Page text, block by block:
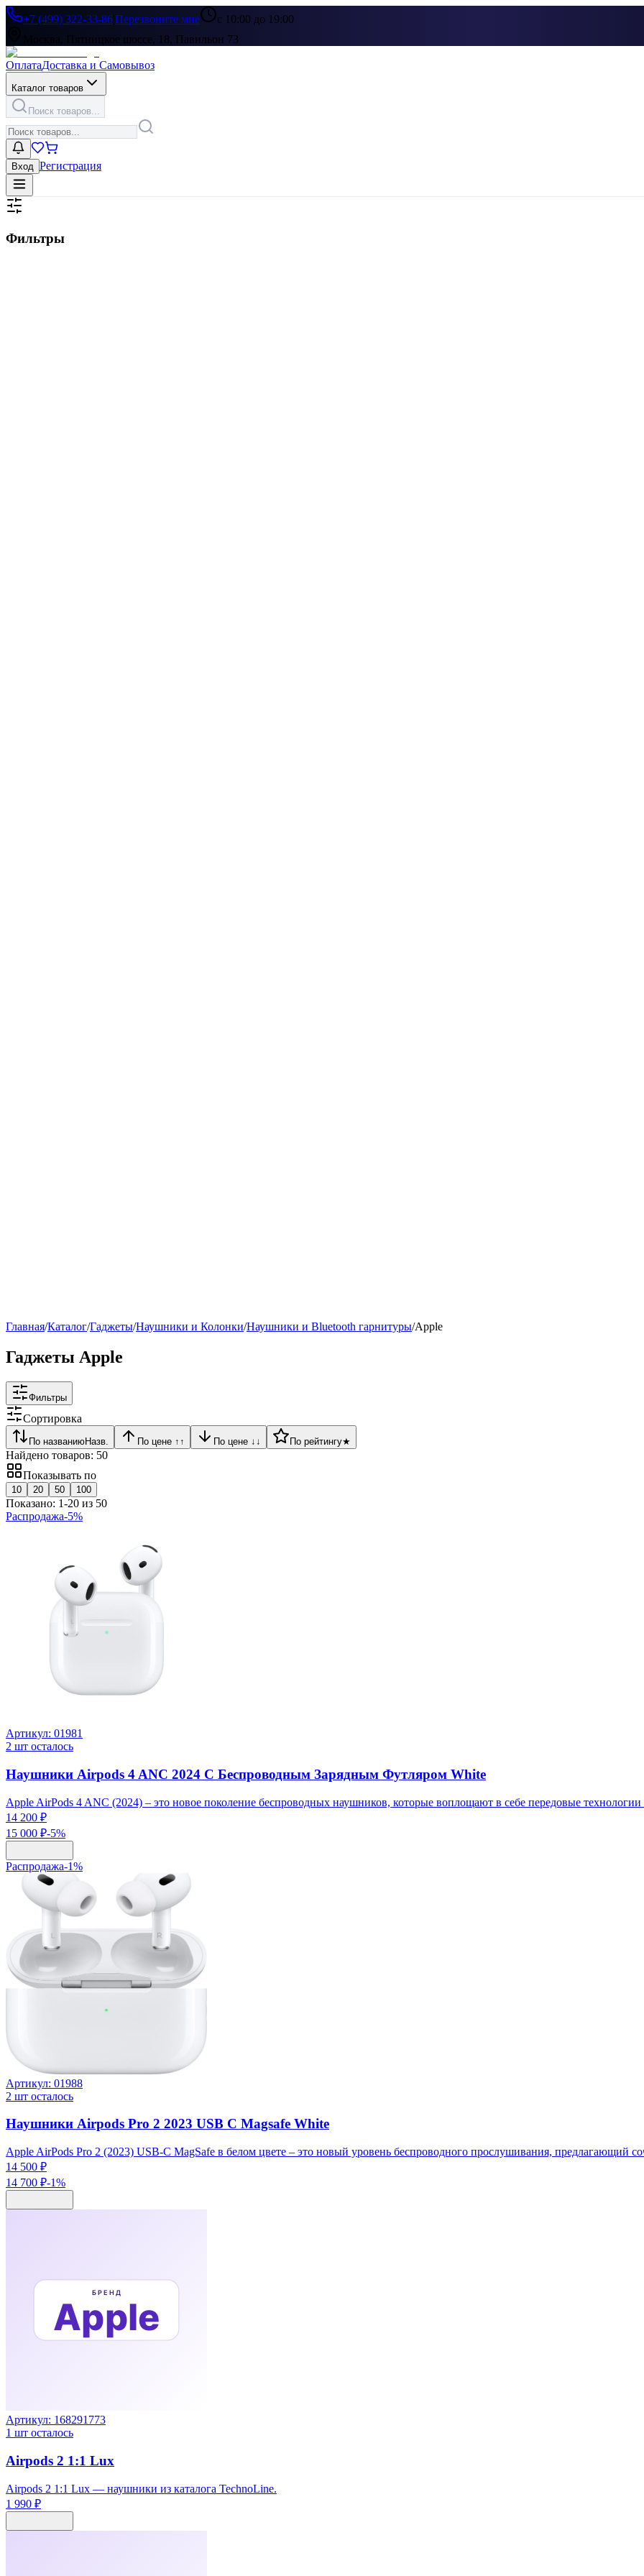
+7 (499) 322-33-86|Перезвоните мне
с 10:00 до 19:00
Москва, Пятницкое шоссе, 18, Павильон 73
ОплатаДоставка и Самовывоз
Каталог товаров
Поиск товаров...
Вход Регистрация
Фильтры
Главная/Каталог/Гаджеты/Наушники и Колонки/Наушники и Bluetooth гарнитуры/Apple
Гаджеты Apple
Фильтры
Сортировка
По названиюНазв. По цене ↑ ↑ По цене ↓ ↓ По рейтингу★
Найдено товаров: 50
Показывать по
10 20 50 100
Показано: 1-20 из 50
Распродажа-5%
Артикул: 01981
2 шт осталось
Наушники Airpods 4 ANC 2024 С Беспроводным Зарядным Футляром White
Apple AirPods 4 ANC (2024) – это новое поколение беспроводных наушников, которые воплощают в себе передовые
14 200 ₽
15 000 ₽-5%
Распродажа-1%
Артикул: 01988
2 шт осталось
Наушники Airpods Pro 2 2023 USB C Magsafe White
Apple AirPods Pro 2 (2023) USB-C MagSafe в белом цвете – это новый уровень беспроводного прослушивания, предлагающий
14 500 ₽
14 700 ₽-1%
Артикул: 168291773
1 шт осталось
Airpods 2 1:1 Lux
Airpods 2 1:1 Lux — наушники из каталога TechnoLine.
1 990 ₽